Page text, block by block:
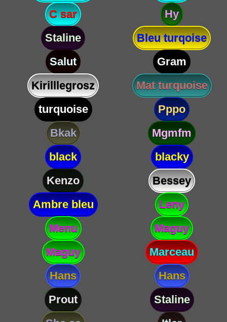
C sar
Hy
Staline
Bleu turqoise
Salut
Gram
Kirilllegrosz
Mat turquoise
turquoise
Pppo
Bkak
Mgmfm
black
blacky
Kenzo
Bessey
Ambre bleu
Leny
Menu
Maguy
Maguy
Marceau
Hans
Hans
Prout
Staline